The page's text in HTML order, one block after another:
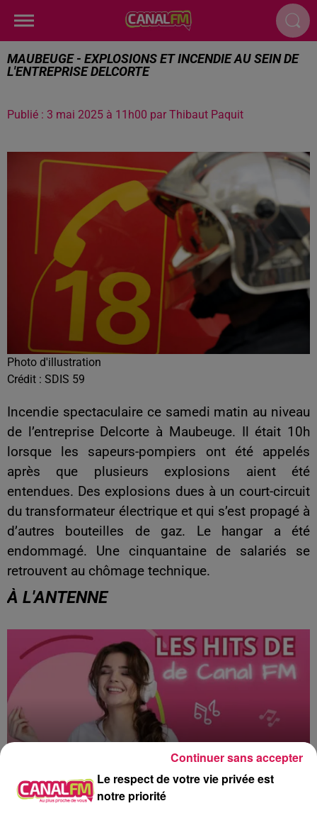
MAUBEUGE - EXPLOSIONS ET INCENDIE AU SEIN DE
L'ENTREPRISE DELCORTE
Publié : 3 mai 2025 à 11h00 par Thibaut Paquit
Photo d'illustration
Crédit : SDIS 59
Incendie spectaculaire ce samedi matin au niveau
de l’entreprise Delcorte à Maubeuge. Il était 10h
lorsque les sapeurs-pompiers ont été appelés
après que plusieurs explosions aient été
entendues. Des explosions dues à un court-circuit
du transformateur électrique et qui s’est propagé à
d’autres bouteilles de gaz. Le hangar a été
endommagé. Une cinquantaine de salariés se
retrouvent au chômage technique.
À L'ANTENNE
Le respect de votre vie privée est
notre priorité
Continuer sans accepter